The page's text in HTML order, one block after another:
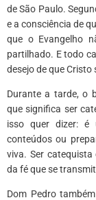
de São Paulo.
e a consciência de
que o Evangelho
partilhado. E todo
desejo de que Cristo
Durante a tarde, o
que significa ser
isso quer dizer: é
conteúdos ou
viva. Ser catequista
da fé que se
Dom Pedro